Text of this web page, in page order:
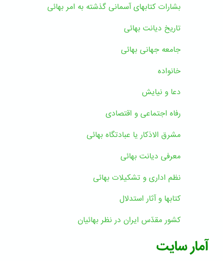
بشارات کتابهای آسمانی گذشته به امر بهائی
تاریخ دیانت بهائی
جامعه جهانی بهائی
خانواده
دعا و نیایش
رفاه اجتماعی و اقتصادی
مشرق الاذکار یا عبادتگاه بهائی
معرفی دیانت بهائی
نظم اداری و تشکیلات بهائی
کتابها و آثار استدلال
کشور مقدّس ایران در نظر بهائیان
آمار سایت